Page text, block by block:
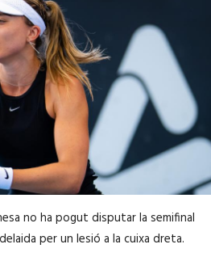
no ha pogut disputar la semifinal
per un lesió a la cuixa dreta.